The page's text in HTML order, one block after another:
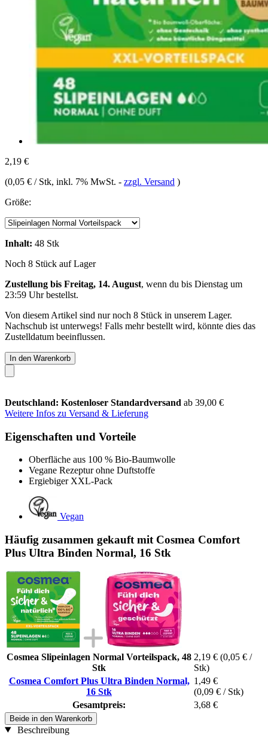
2,19 €
(0,05 € / Stk, inkl. 7% MwSt. - zzgl. Versand )
Größe:
Inhalt: 48 Stk
Noch 8 Stück auf Lager
Zustellung bis Freitag, 14. August, wenn du bis Dienstag um
23:59 Uhrbestellst.
Von diesem Artikel sind nur noch 8 Stück in unserem Lager.
Nachschub ist unterwegs! Falls mehr bestellt wird, könnte dies das
Zustelldatum beeinflussen.
In den Warenkorb
Deutschland: Kostenloser Standardversand ab 39,00 €
Weitere Infos zu Versand & Lieferung
Eigenschaften und Vorteile
Oberfläche aus 100 % Bio-Baumwolle
Vegane Rezeptur ohne Duftstoffe
Ergiebiger XXL-Pack
Vegan
Häufig zusammen gekauft mit Cosmea Comfort
Plus Ultra Binden Normal, 16 Stk
Cosmea Slipeinlagen Normal Vorteilspack, 48
Stk
2,19 € (0,05 € /
Stk)
Cosmea Comfort Plus Ultra Binden Normal,
16 Stk
1,49 €
(0,09 € / Stk)
Gesamtpreis:
3,68 €
Beide in den Warenkorb
Beschreibung